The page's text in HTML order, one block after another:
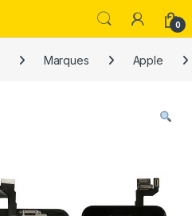
0
Marques Apple